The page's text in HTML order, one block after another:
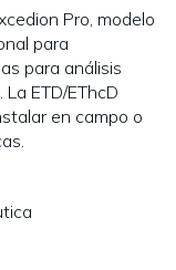
Pro, modelo
para
para análisis
ETD/EThcD
en campo o